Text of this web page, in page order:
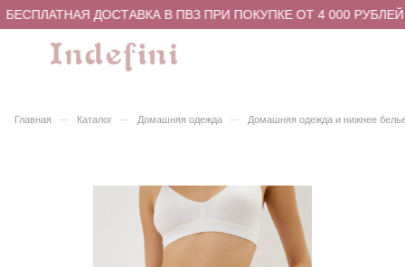
БЕСПЛАТНАЯ ДОСТАВКА В ПВЗ ПРИ ПОКУПКЕ ОТ 4 000 РУБЛЕЙ
Главная – Каталог – Домашняя одежда – Домашняя одежда и нижнее